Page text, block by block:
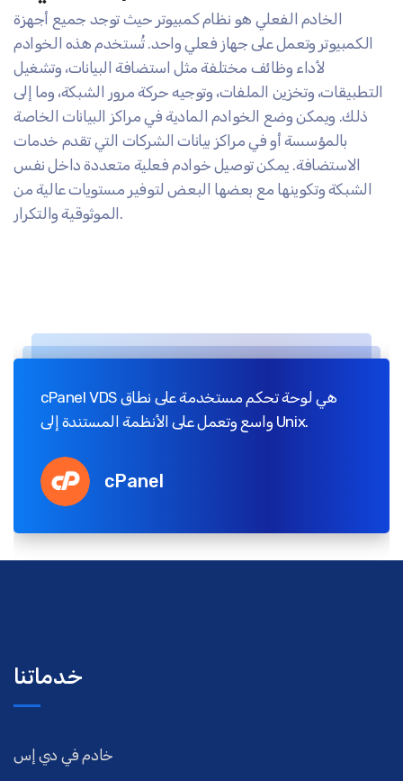
الخادم الفعلي هو نظام كمبيوتر حيث توجد جميع أجهزة
الكمبيوتر وتعمل على جهاز فعلي واحد. تُستخدم هذه الخوادم
لأداء وظائف مختلفة مثل استضافة البيانات، وتشغيل
التطبيقات، وتخزين الملفات، وتوجيه حركة مرور الشبكة، وما إلى
ذلك. ويمكن وضع الخوادم المادية في مراكز البيانات الخاصة
بالمؤسسة أو في مراكز بيانات الشركات التي تقدم خدمات
الاستضافة. يمكن توصيل خوادم فعلية متعددة داخل نفس
الشبكة وتكوينها مع بعضها البعض لتوفير مستويات عالية من
الموثوقية والتكرار.
cPanel VDS هي لوحة تحكم مستخدمة على نطاق
واسع وتعمل على الأنظمة المستندة إلى Unix.
cPanel
خدماتنا
خادم في دي إس